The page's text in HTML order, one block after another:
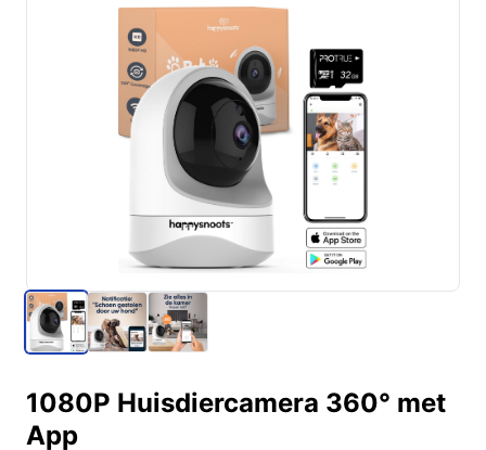
1080P Huisdiercamera 360° met
App